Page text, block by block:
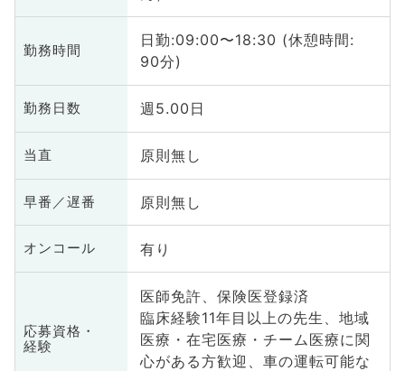
勤務時間
日勤:09:00〜18:30 (休憩時間:
90分)
勤務日数 週5.00日
当直 原則無し
早番／遅番 原則無し
オンコール 有り
応募資格・
経験
医師免許、保険医登録済
臨床経験11年目以上の先生、地域
医療・在宅医療・チーム医療に関
心がある方歓迎、車の運転可能な